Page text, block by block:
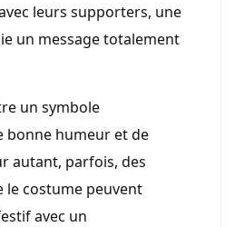
leurs supporters, une
un message totalement
un symbole
bonne humeur et de
autant, parfois, des
le costume peuvent
avec un